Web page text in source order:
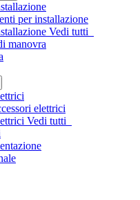
per installazione
Vedi tutti
manovra
elettrici
Vedi tutti